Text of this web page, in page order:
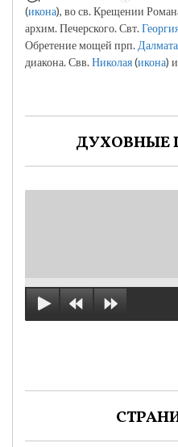
(икона), во св. Крещении
архим. Печерского. Свт.
Обретение мощей прп.Далмата
диакона. Свв.Николая(икона) и
ДУХОВНЫЕ